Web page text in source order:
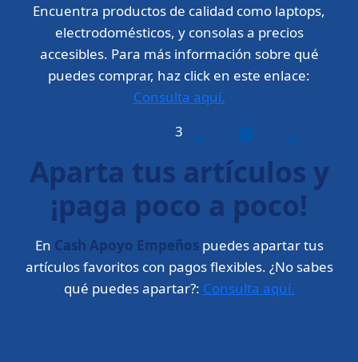
Encuentra productos de calidad como laptops,
electrodomésticos, y consolas a precios
accesibles. Para más información sobre qué
puedes comprar, haz click en este enlace:
Consulta aquí.
3
Aparta tus artículos y
¡paga poco a poco!
En Cash Apoyo Empeñospuedes apartar tus
artículos favoritos con pagos flexibles. ¿No sabes
qué puedes apartar?: Consulta aquí.